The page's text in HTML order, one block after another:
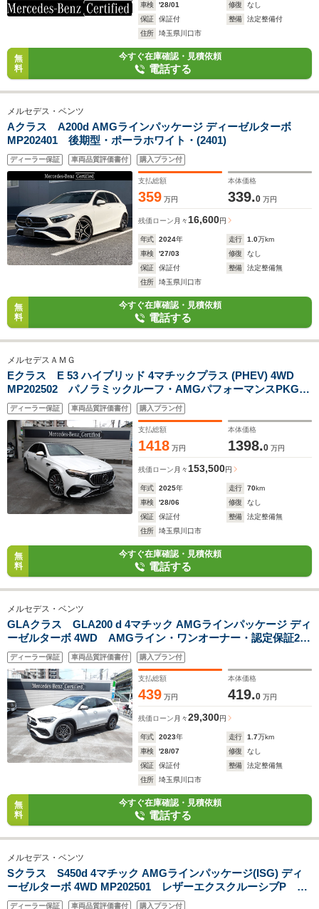
車検
'28/01 修復
なし
保証
保証付 整備
法定整備付
住所
埼玉県川口市
無
料
今すぐ在庫確認・見積依頼
電話する
メルセデス・ベンツ
Aクラス A200d AMGラインパッケージ ディーゼルターボ
MP202401 後期型・ポーラホワイト・(2401)
ディーラー保証 車両品質評価書付 購入プラン付
支払総額
359 万円
本体価格
339.0 万円
残価ローン 月々 16,600円
年式 2024年 走行 1.0万km
車検
'27/03 修復
なし
保証
保証付 整備
法定整備無
住所
埼玉県川口市
無
料
今すぐ在庫確認・見積依頼
電話する
メルセデスＡＭＧ
Eクラス E 53 ハイブリッド 4マチックプラス (PHEV) 4WD
MP202502 パノラミックルーフ・AMGパフォーマンスPKG・
AMGドライバーズPKG・アドバンスドPKG・デジタルインテ
リアPKG・(2502)
ディーラー保証 車両品質評価書付 購入プラン付
支払総額
1418 万円
本体価格
1398.0 万円
残価ローン 月々 153,500円
年式 2025年 走行 70km
車検
'28/06 修復
なし
保証
保証付 整備
法定整備無
住所
埼玉県川口市
無
料
今すぐ在庫確認・見積依頼
電話する
メルセデス・ベンツ
GLAクラス GLA200 d 4マチック AMGラインパッケージ ディ
ーゼルターボ 4WD AMGライン・ワンオーナー・認定保証2
年・禁煙車・パノラミックルーフ・デジタルホワイト・360度
カメラ・自動開閉テールゲート・アンビエントライト・(2302)
ディーラー保証 車両品質評価書付 購入プラン付
支払総額
439 万円
本体価格
419.0 万円
残価ローン 月々29,300円
年式 2023年 走行 1.7万km
車検
'28/07 修復
なし
保証
保証付 整備
法定整備無
住所
埼玉県川口市
無
料
今すぐ在庫確認・見積依頼
電話する
メルセデス・ベンツ
Sクラス S450d 4マチック AMGラインパッケージ(ISG) ディ
ーゼルターボ 4WD MP202501 レザーエクスクルーシブP
S/R ベーシックパッケージ ドライバーパッケージ エナチ
ディーラー保証 車両品質評価書付 購入プラン付